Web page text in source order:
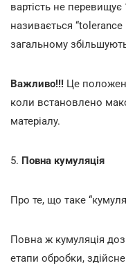
вартість не перевищує
називається
загальному
Важливо!!! Це
коли встановлено
матеріалу.
5. Повна кумуляція
Про те, що таке
Повна ж кумуляція
етапи обробки,